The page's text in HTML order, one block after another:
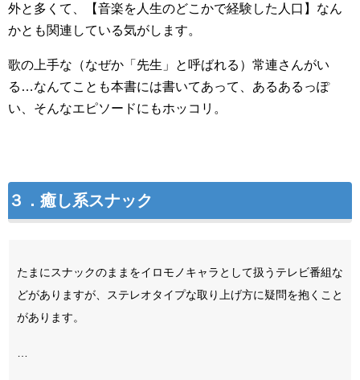
外と多くて、【音楽を人生のどこかで経験した人口】なん
かとも関連している気がします。
歌の上手な（なぜか「先生」と呼ばれる）常連さんがい
る…なんてことも本書には書いてあって、あるあるっぽ
い、そんなエピソードにもホッコリ。
３．癒し系スナック
たまにスナックのままをイロモノキャラとして扱うテレビ番組な
どがありますが、ステレオタイプな取り上げ方に疑問を抱くこと
があります。